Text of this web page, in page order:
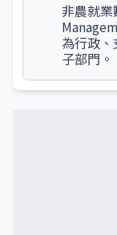
非農就
為行政
子部門。